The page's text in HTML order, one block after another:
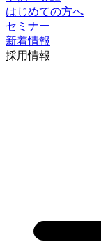
はじめての方へ
セミナー
新着情報
採⽤情報